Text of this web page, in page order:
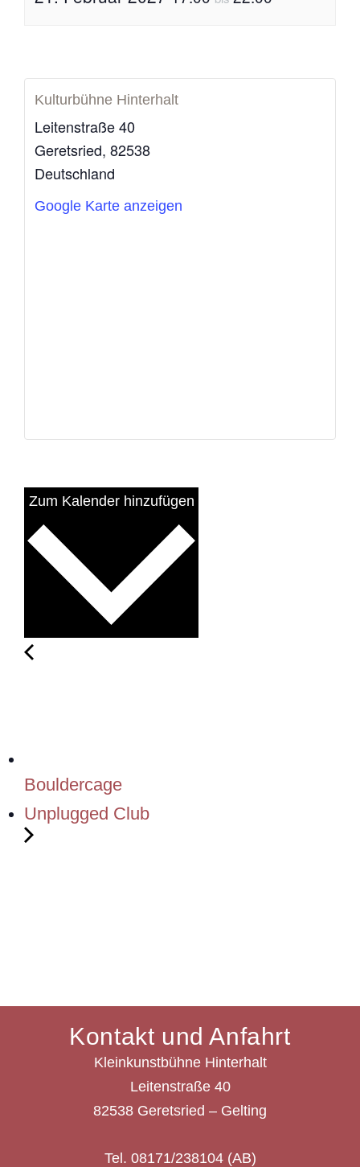
Kulturbühne Hinterhalt
Leitenstraße 40
Geretsried, 82538
Deutschland
Google Karte anzeigen
Bouldercage
Unplugged Club
Kontakt und Anfahrt
Kleinkunstbühne Hinterhalt
Leitenstraße 40
82538 Geretsried – Gelting
Tel. 08171/238104 (AB)